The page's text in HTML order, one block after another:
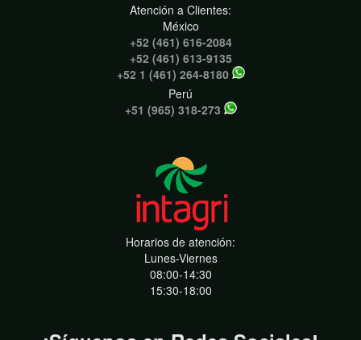
Atención a Clientes:
México
+52 (461) 616-2084
+52 (461) 613-9135
+52 1 (461) 264-8180
Perú
+51 (965) 318-273
Horarios de atención:
Lunes-Viernes
08:00-14:30
15:30-18:00